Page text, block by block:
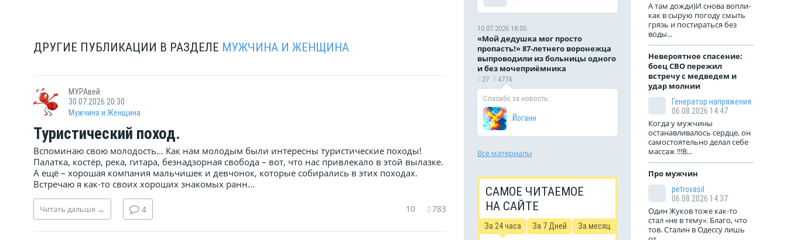
ДРУГИЕ ПУБЛИКАЦИИ В РАЗДЕЛЕ МУЖЧИНА И ЖЕНЩИНА
МУРАвей
30.07.2026 20:30
Мужчина и Женщина
Туристический поход.
Вспоминаю свою молодость… Как нам молодым были интересны туристические походы!
Палатка, костёр, река, гитара, безнадзорная свобода – вот, что нас привлекало в этой вылазке.
А ещё – хорошая компания мальчишек и девчонок, которые собирались в этих походах.
Встречаю я как-то своих хороших знакомых ранн...
Читать дальше → 4 10 783
10.07.2026 18:05
«Мой дедушка мог просто
пропасть!» 87-летнего воронежца
выпроводили из больницы одного
и без мочеприёмника
27 4774
Спасибо за новость:
Йоганн
Все материалы
САМОЕ ЧИТАЕМОЕ
НА САЙТЕ
За 24 часа За 7 Дней За месяц
А там дожди)И снова вопли-
как в сырую погоду смыть
грязь и постираться без
воды...
Невероятное спасение:
боец СВО пережил
встречу с медведем и
удар молнии
Генератор напряжения
06.08.2026 14:47
Когда у мужчины
останавливалось сердце, он
самостоятельно делал себе
массаж !!!В...
Про мужчин
petrovasil
06.08.2026 14:37
Один Жуков тоже как-то
стал «не в тему». Благо, что
тов. Сталин в Одессу лишь